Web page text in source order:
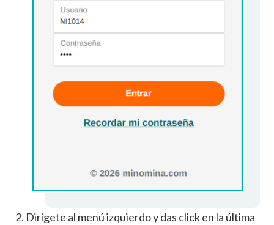
2. Dirígete al menú izquierdo y das click en la última